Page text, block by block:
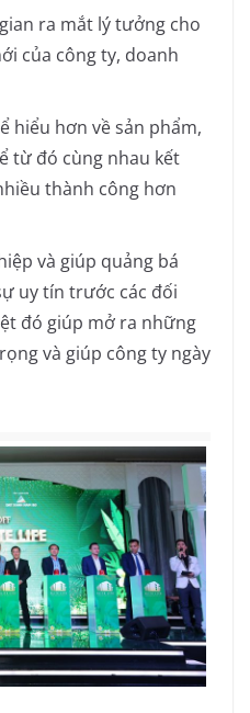
ra mắt lý tưởng cho
của công ty, doanh
hiểu hơn về sản phẩm,
từ đó cùng nhau kết
thành công hơn
và giúp quảng bá
uy tín trước các đối
đó giúp mở ra những
và giúp công ty ngày